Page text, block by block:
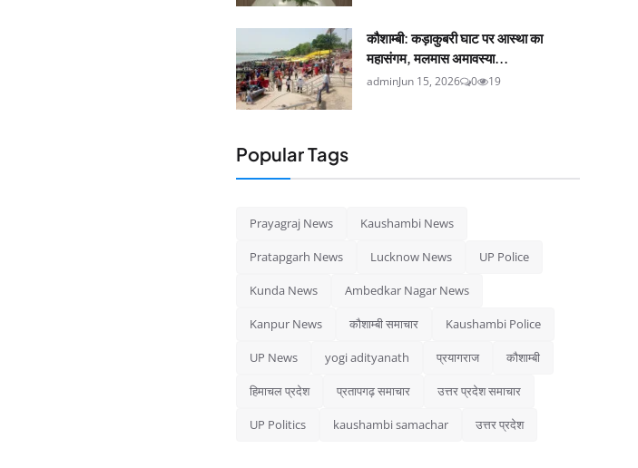
कौशाम्बी: कड़ाकुबरी घाट पर आस्था का
महासंगम, मलमास अमावस्या...
adminJun 15, 2026 0 19
Popular Tags
Prayagraj News Kaushambi News
Pratapgarh News Lucknow News UP Police
Kunda News Ambedkar Nagar News
Kanpur News कौशाम्बी समाचार Kaushambi Police
UP News yogi adityanath प्रयागराज कौशाम्बी
हिमाचल प्रदेश प्रतापगढ़ समाचार उत्तर प्रदेश समाचार
UP Politics kaushambi samachar उत्तर प्रदेश